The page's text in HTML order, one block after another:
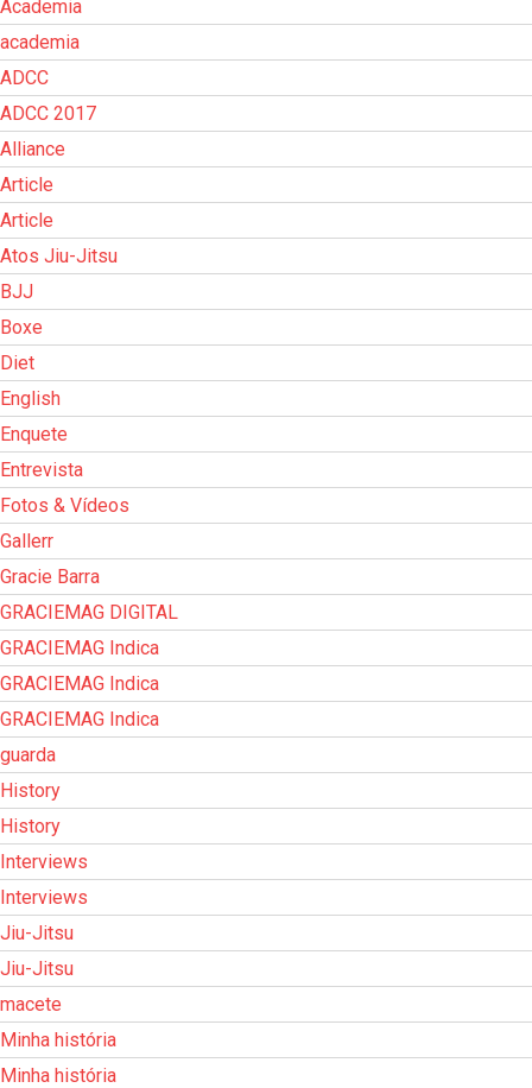
Academia
academia
ADCC
ADCC 2017
Alliance
Article
Article
Atos Jiu-Jitsu
BJJ
Boxe
Diet
English
Enquete
Entrevista
Fotos & Vídeos
Gallerr
Gracie Barra
GRACIEMAG DIGITAL
GRACIEMAG Indica
GRACIEMAG Indica
GRACIEMAG Indica
guarda
History
History
Interviews
Interviews
Jiu-Jitsu
Jiu-Jitsu
macete
Minha história
Minha história